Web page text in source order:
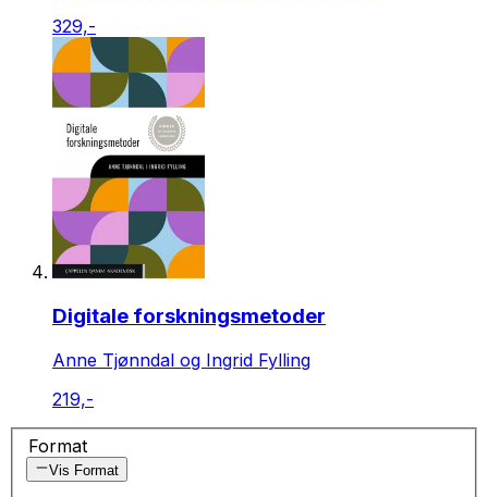
329,-
Digitale forskningsmetoder
Anne Tjønndal og Ingrid Fylling
219,-
Format
Vis Format